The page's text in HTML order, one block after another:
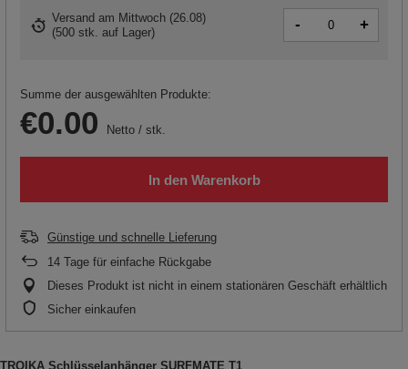
Versand am Mittwoch (26.08)
(500 stk. auf Lager) - +
Summe der ausgewählten Produkte:
€0.00 Netto / stk.
In den Warenkorb
Günstige und schnelle Lieferung
14 Tage für einfache Rückgabe
Dieses Produkt ist nicht in einem stationären Geschäft erhältlich
Sicher einkaufen
TROIKA Schlüsselanhänger SURFMATE T1